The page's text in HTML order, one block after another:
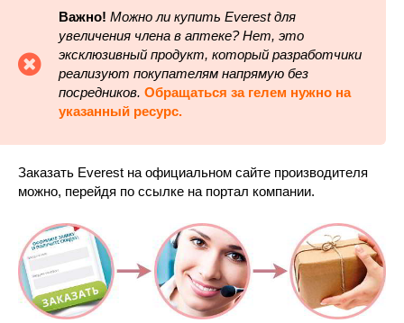
Важно! Можно ли купить Everest для
увеличения члена в аптеке? Нет, это
эксклюзивный продукт, который разработчики
реализуют покупателям напрямую без
посредников. Обращаться за гелем нужно на
указанный ресурс.
Заказать Everest на официальном сайте производителя
можно, перейдя по ссылке на портал компании.